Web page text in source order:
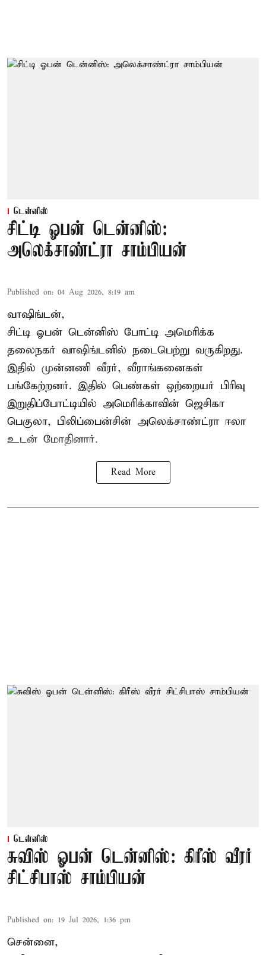
டென்னிஸ்
சிட்டி ஓபன் டென்னிஸ்:
அலெக்சாண்ட்ரா சாம்பியன்
Published on: 04 Aug 2026, 8:19 am
வாஷிங்டன்,
சிட்டி ஓபன் டென்னிஸ் போட்டி அமெரிக்க
தலைநகர் வாஷிங்டனில் நடைபெற்று வருகிறது.
இதில் முன்னணி வீரர், வீராங்கனைகள்
பங்கேற்றனர். இதில் பெண்கள் ஒற்றையர் பிரிவு
இறுதிப்போட்டியில் அமெரிக்காவின் ஜெசிகா
பெகுலா, பிலிப்பைன்சின் அலெக்சாண்ட்ரா ஈலா
உடன் மோதினார்.
Read More
டென்னிஸ்
சுவிஸ் ஓபன் டென்னிஸ்: கிரீஸ் வீரர்
சிட்சிபாஸ் சாம்பியன்
Published on: 19 Jul 2026, 1:36 pm
சென்னை,